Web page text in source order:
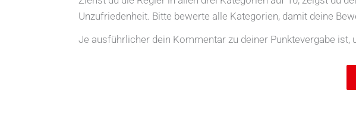
Unzufriedenheit. Bitte bewerte alle Kategorien, damit deine
Je ausführlicher dein Kommentar zu deiner Punktevergabe